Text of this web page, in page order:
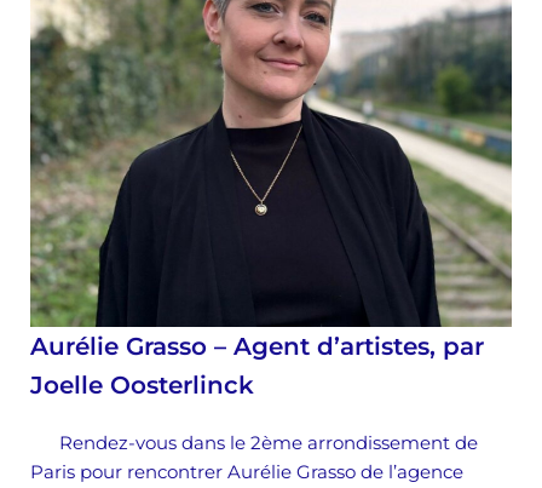
Aurélie Grasso – Agent d’artistes, par
Joelle Oosterlinck
Rendez-vous dans le 2ème arrondissement de
Paris pour rencontrer Aurélie Grasso de l’agence